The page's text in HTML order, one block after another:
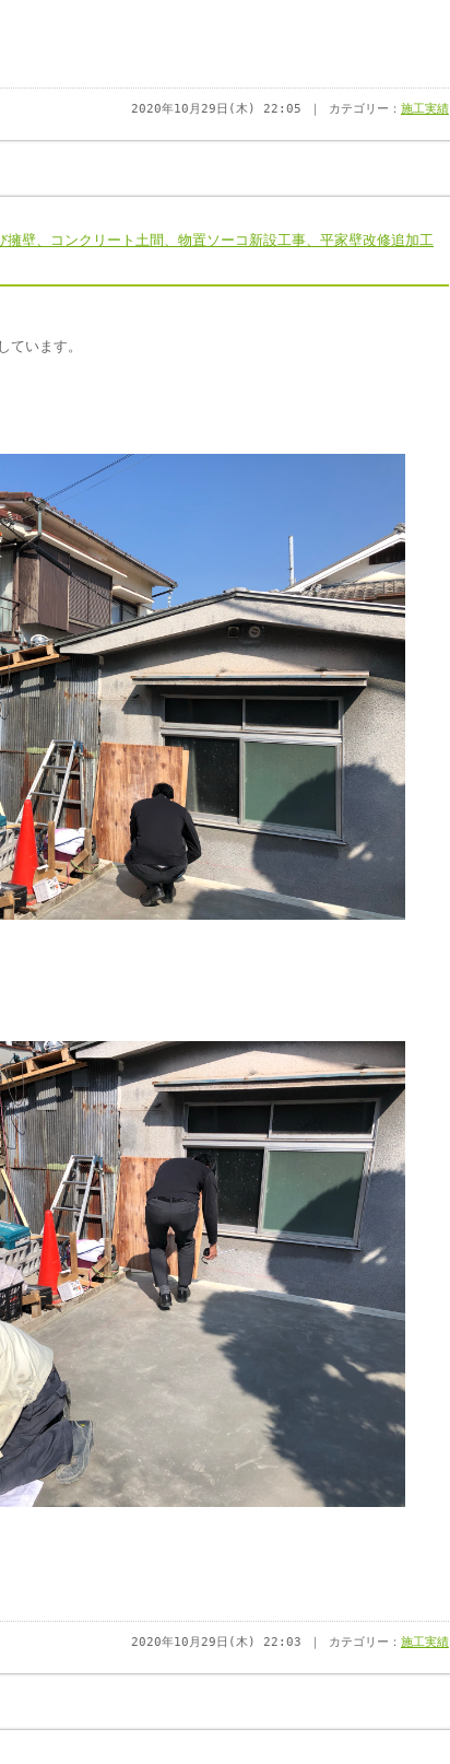
2020年10月29日(木) 22:05 ｜ カテゴリー： 施工実績
壁、コンクリート土間、物置ソーコ新設工事、平家壁改修追加工
ています。
2020年10月29日(木) 22:03 ｜ カテゴリー： 施工実績